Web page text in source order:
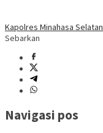
Kapolres Minahasa Selatan
Sebarkan
Navigasi pos